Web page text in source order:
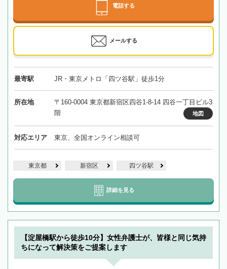
電話する
メールする
最寄駅 JR・東京メトロ「四ツ谷駅」徒歩1分
所在地
〒160-0004 東京都新宿区四谷1-8-14 四谷一丁目ビル3
階
地図
対応エリア 東京、全国オンライン相談可
東京都 新宿区 四ツ谷駅
詳細を見る
【淀屋橋駅から徒歩10分】女性弁護士が、皆様と同じ気持
ちになって解決策をご提案します